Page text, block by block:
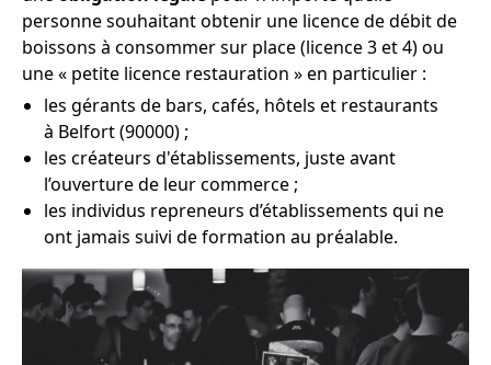
personne souhaitant obtenir une licence de débit de
boissons à consommer sur place (licence 3 et 4) ou
une « petite licence restauration » en particulier :
les gérants de bars, cafés, hôtels et restaurants
à Belfort (90000) ;
les créateurs d'établissements, juste avant
l’ouverture de leur commerce ;
les individus repreneurs d’établissements qui ne
ont jamais suivi de formation au préalable.